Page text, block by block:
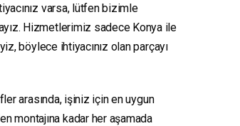
varsa, lütfen bizimle
Hizmetlerimiz sadece Konya ile
böylece ihtiyacınız olan parçayı
arasında, işiniz için en uygun
montajına kadar her aşamada